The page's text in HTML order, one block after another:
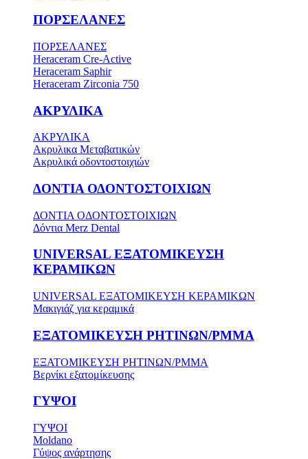
ΠΟΡΣΕΛΑΝΕΣ
ΠΟΡΣΕΛΑΝΕΣ
Heraceram Cre-Active
Heraceram Saphir
Heraceram Zirconia 750
ΑΚΡΥΛΙΚΑ
ΑΚΡΥΛΙΚΑ
Ακρυλικα Μεταβατικών
Ακρυλικά οδοντοστοιχιών
ΔΟΝΤΙΑ ΟΔΟΝΤΟΣΤΟΙΧΙΩΝ
ΔΟΝΤΙΑ ΟΔΟΝΤΟΣΤΟΙΧΙΩΝ
Δόντια Merz Dental
UNIVERSAL ΕΞΑΤΟΜΙΚΕΥΣΗ
ΚΕΡΑΜΙΚΩΝ
UNIVERSAL ΕΞΑΤΟΜΙΚΕΥΣΗ ΚΕΡΑΜΙΚΩΝ
Μακιγιάζ για κεραμικά
ΕΞΑΤΟΜΙΚΕΥΣΗ ΡΗΤΙΝΩΝ/PMMA
ΕΞΑΤΟΜΙΚΕΥΣΗ ΡΗΤΙΝΩΝ/PMMA
Βερνίκι εξατομίκευσης
ΓΥΨΟΙ
ΓΥΨΟΙ
Moldano
Γύψος ανάρτησης